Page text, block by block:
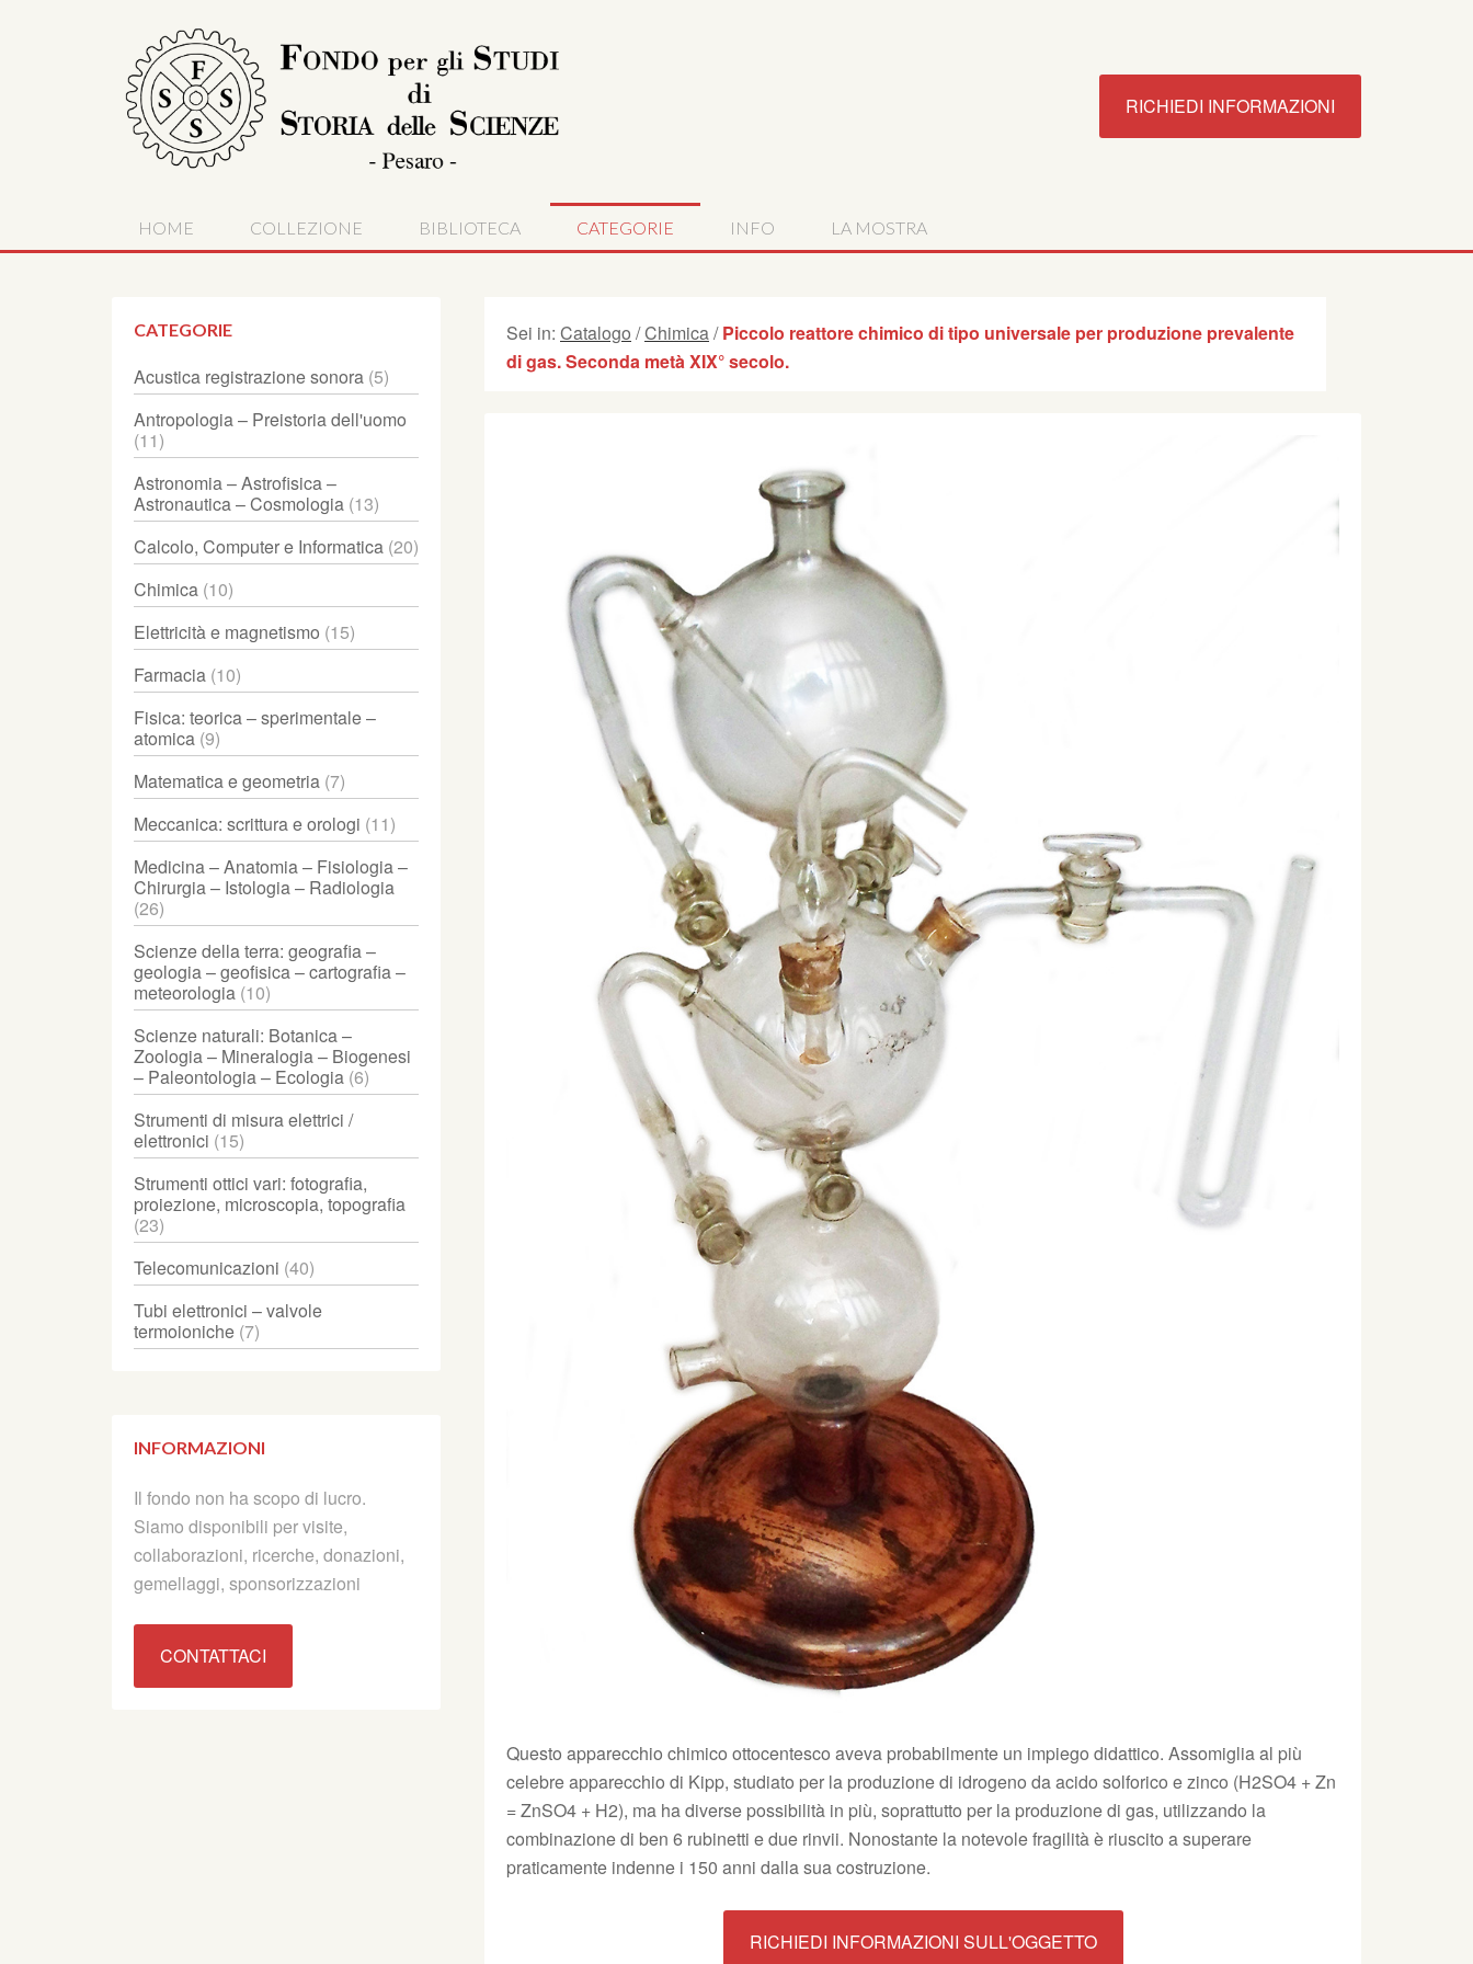
RICHIEDI INFORMAZIONI
HOME COLLEZIONE BIBLIOTECA CATEGORIE INFO LA MOSTRA
Sei in: Catalogo /Chimica/Piccolo reattore chimico di tipo universale per produzione prevalente
di gas. Seconda metà XIX° secolo.
Questo apparecchio chimico ottocentesco aveva probabilmente un impiego didattico. Assomiglia al più
celebre apparecchio di Kipp, studiato per la produzione di idrogeno da acido solforico e zinco (H2SO4 + Zn
= ZnSO4 + H2), ma ha diverse possibilità in più, soprattutto per la produzione di gas, utilizzando la
combinazione di ben 6 rubinetti e due rinvii. Nonostante la notevole fragilità è riuscito a superare
praticamente indenne i 150 anni dalla sua costruzione.
RICHIEDI INFORMAZIONI SULL'OGGETTO
CATEGORIE
Acustica registrazione sonora (5)
Antropologia – Preistoria dell'uomo
(11)
Astronomia – Astrofisica –
Astronautica – Cosmologia (13)
Calcolo, Computer e Informatica (20)
Chimica (10)
Elettricità e magnetismo (15)
Farmacia (10)
Fisica: teorica – sperimentale –
atomica (9)
Matematica e geometria (7)
Meccanica: scrittura e orologi (11)
Medicina – Anatomia – Fisiologia –
Chirurgia – Istologia – Radiologia
(26)
Scienze della terra: geografia –
geologia – geofisica – cartografia –
meteorologia (10)
Scienze naturali: Botanica –
Zoologia – Mineralogia – Biogenesi
– Paleontologia – Ecologia (6)
Strumenti di misura elettrici /
elettronici (15)
Strumenti ottici vari: fotografia,
proiezione, microscopia, topografia
(23)
Telecomunicazioni (40)
Tubi elettronici – valvole
termoioniche (7)
INFORMAZIONI
Il fondo non ha scopo di lucro.
Siamo disponibili per visite,
collaborazioni, ricerche, donazioni,
gemellaggi, sponsorizzazioni
CONTATTACI